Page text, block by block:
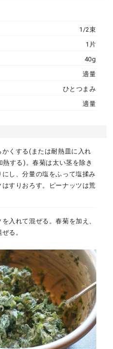
1/2束
1片
40g
適量
ひとつまみ
適量
くする(または耐熱皿に入れ
する)。春菊は太い茎を除き
し、分量の塩をふって塩揉み
すりおろす。ピーナッツは荒
入れて混ぜる。春菊を加え、
る。